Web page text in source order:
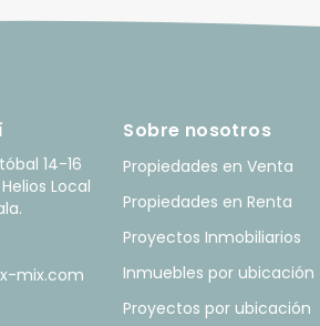
14-16
Local
mix.com
Sobre nosotros
Propiedades en Venta
Propiedades en Renta
Proyectos Inmobiliarios
Inmuebles por ubicación
Proyectos por ubicación